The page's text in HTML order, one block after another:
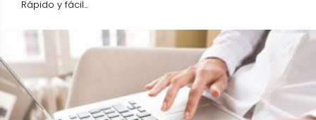
Rápido y fácil...